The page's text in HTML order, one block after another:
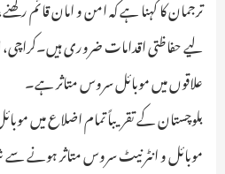
ترجمان کا کہنا ہے کہ امن و امان قائم
لیے حفاظتی اقدامات ضروری ہیں۔کراچی،
علاقوں میں موبائل سروس متاثر ہے۔
بلوچستان کے تقریباً تمام اضلاع میں
موبائل و انٹرنیٹ سروس متاثر ہونے سے